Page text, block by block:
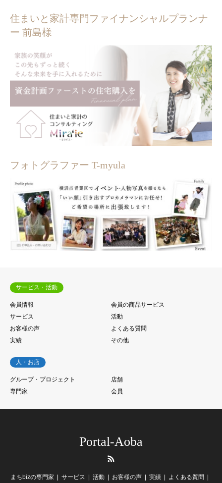
住まいと家計専門ファイナンシャルプランナ
ー 前島様
フォトグラファー T-myula
サービス・活動
会員情報
会員の商品サービス
サービス
活動
お客様の声
よくある質問
実績
その他
人・お店
グループ・プロジェクト
店舗
専門家
会員
Portal-Aoba
まちbizの専門家 サービス 活動 お客様の声 実績 よくある質問